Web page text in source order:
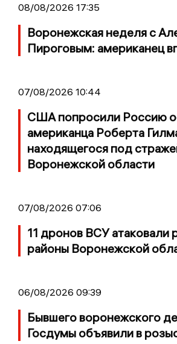
08/08/2026 17:35
Воронежская неделя с
Пироговым: американец
07/08/2026 10:44
США попросили Россию
американца Роберта
находящегося под
Воронежской области
07/08/2026 07:06
11 дронов ВСУ атаковали
районы Воронежской
06/08/2026 09:39
Бывшего воронежского
Госдумы объявили в